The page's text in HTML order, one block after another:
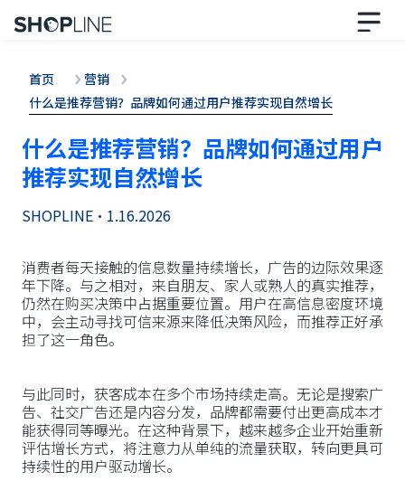
首页
营销
什么是推荐营销？品牌如何通过用户推荐实现自然增长
什么是推荐营销？品牌如何通过用户
推荐实现自然增长
SHOPLINE • 1.16.2026
消费者每天接触的信息数量持续增长，广告的边际效果逐
年下降。与之相对，来自朋友、家人或熟人的真实推荐，
仍然在购买决策中占据重要位置。用户在高信息密度环境
中，会主动寻找可信来源来降低决策风险，而推荐正好承
担了这一角色。
与此同时，获客成本在多个市场持续走高。无论是搜索广
告、社交广告还是内容分发，品牌都需要付出更高成本才
能获得同等曝光。在这种背景下，越来越多企业开始重新
评估增长方式，将注意力从单纯的流量获取，转向更具可
持续性的用户驱动增长。